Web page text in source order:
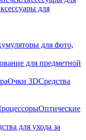
для
для фото,
для предметной
Очки 3DСредства
Оптические
для ухода за